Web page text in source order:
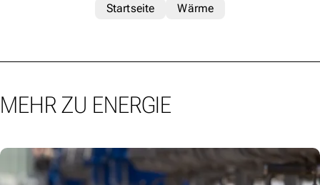
Startseite
Wärme
MEHR ZU ENERGIE